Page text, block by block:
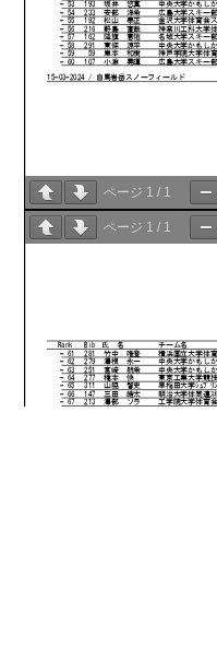
ページ 1 / 1
ページ 1 / 1